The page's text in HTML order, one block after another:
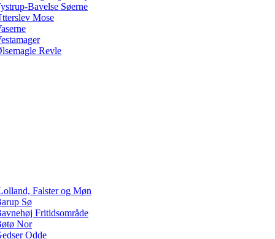
Bavelse Søerne
Mose
Revle
Falster og Møn
Sø
Fritidsområde
Nor
Odde